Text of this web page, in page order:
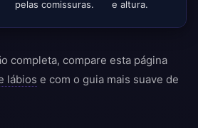
pelas comissuras.
e altura.
completa, compare esta página
lábios e com o guia mais suave de